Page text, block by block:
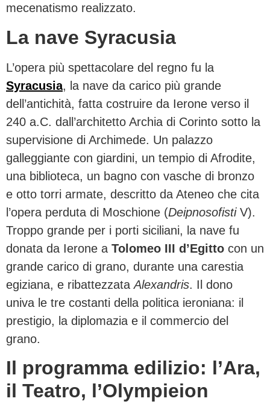
mecenatismo realizzato.
La nave Syracusia
L’opera più spettacolare del regno fu la
Syracusia, la nave da carico più grande
dell’antichità, fatta costruire da Ierone verso il
240 a.C. dall’architetto Archia di Corinto sotto la
supervisione di Archimede. Un palazzo
galleggiante con giardini, un tempio di Afrodite,
una biblioteca, un bagno con vasche di bronzo
e otto torri armate, descritto da Ateneo che cita
l’opera perduta di Moschione (DeipnosofistiV).
Troppo grande per i porti siciliani, la nave fu
donata da Ierone a Tolomeo III d’Egitto con un
grande carico di grano, durante una carestia
egiziana, e ribattezzataAlexandris. Il dono
univa le tre costanti della politica ieroniana: il
prestigio, la diplomazia e il commercio del
grano.
Il programma edilizio: l’Ara,
il Teatro, l’Olympieion